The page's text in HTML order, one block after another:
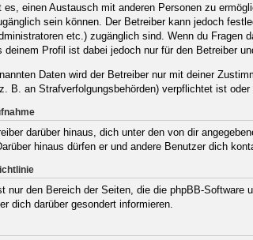
einen Austausch mit anderen Personen zu
sein können. Der Betreiber kann jedoch
etc.) zugänglich sind. Wenn du Fragen
deinem Profil ist dabei jedoch nur für den Betreiber
Daten wird der Betreiber nur mit deiner
B. an Strafverfolgungsbehörden) verpflichtet ist
darüber hinaus, dich unter den von dir
hinaus dürfen er und andere Benutzer dich
nur den Bereich der Seiten, die die phpBB-
dich darüber gesondert informieren.